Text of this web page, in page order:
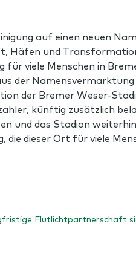
auf einen neuen
und
viele Menschen in
der
der Bremer Weser-
künftig zusätzlich
und das Stadion
die dieser Ort für viele
Flutlichtpartnerschaft